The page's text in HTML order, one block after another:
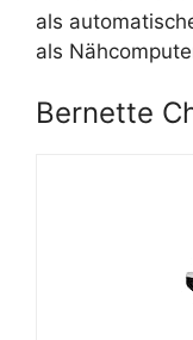
als
als
Bernette